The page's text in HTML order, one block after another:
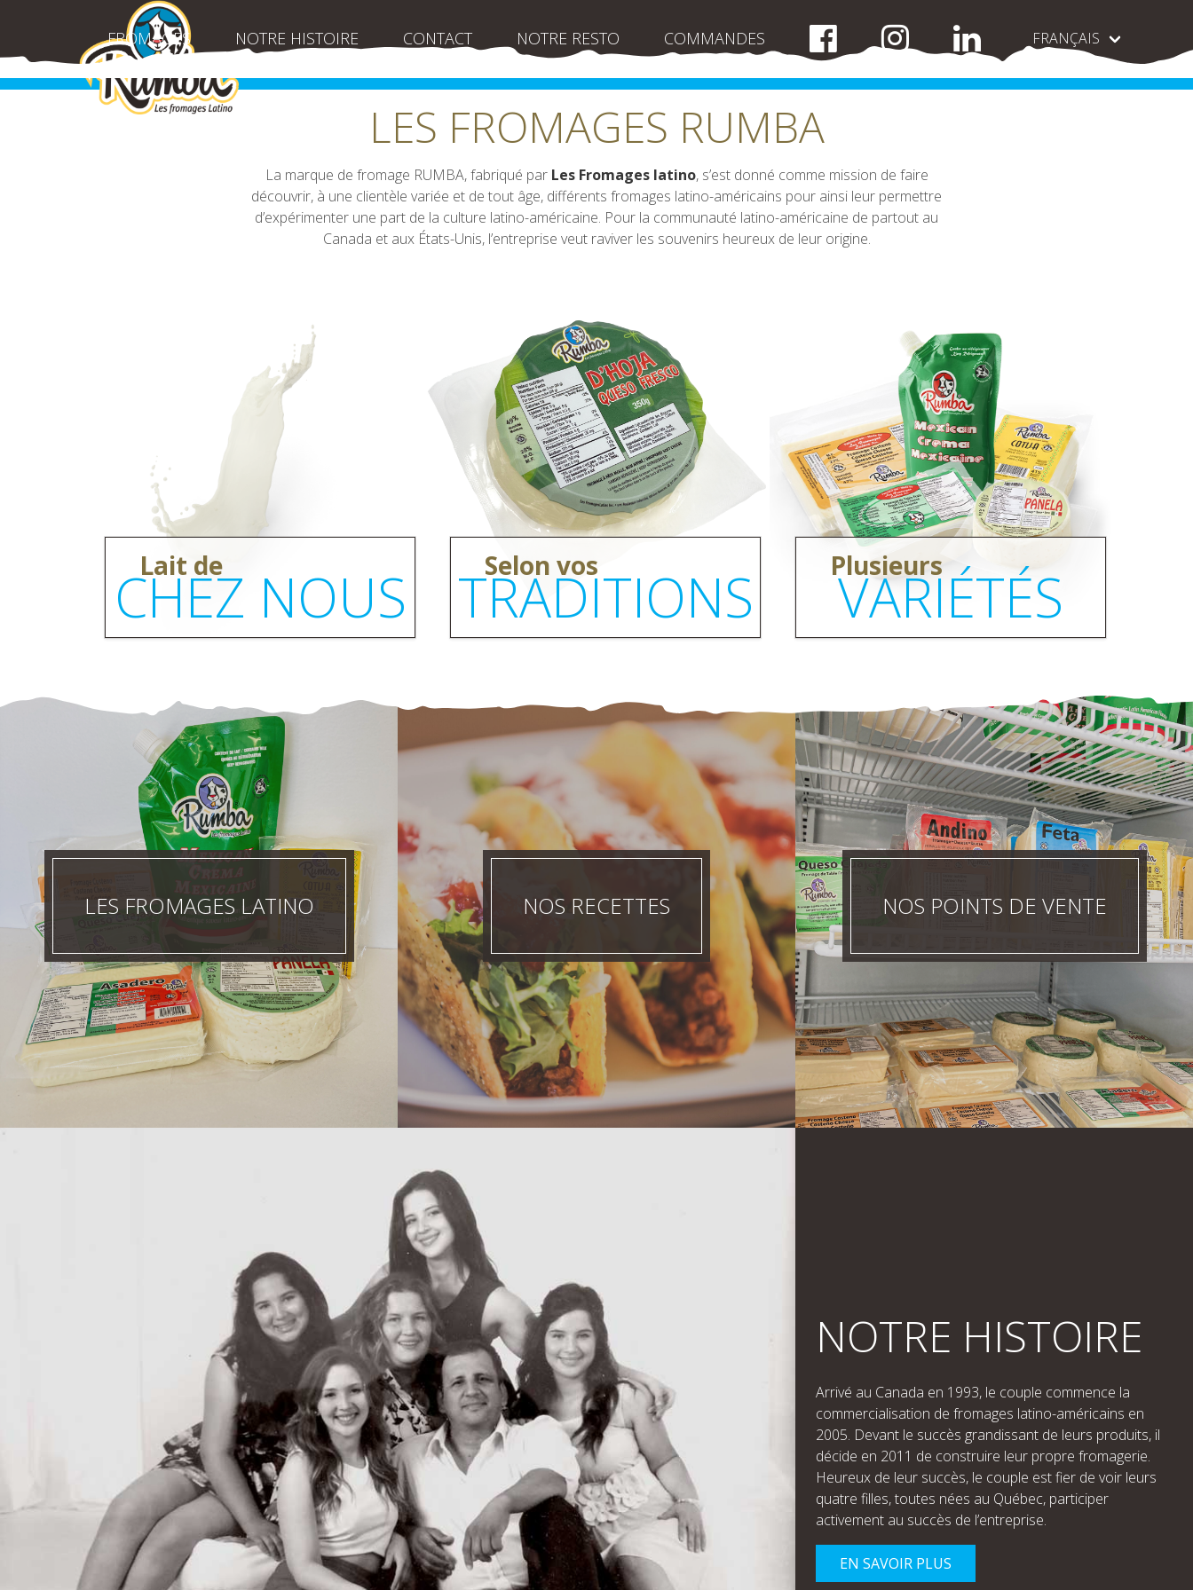
content
FROMAGES NOTRE HISTOIRE CONTACT NOTRE RESTO COMMANDES FRANÇAIS
LES FROMAGES RUMBA
La marque de fromage RUMBA, fabriqué par Les Fromages latino, s’est donné comme mission de faire
découvrir, à une clientèle variée et de tout âge, différents fromages latino-américains pour ainsi leur permettre
d’expérimenter une part de la culture latino-américaine. Pour la communauté latino-américaine de partout au
Canada et aux États-Unis, l’entreprise veut raviver les souvenirs heureux de leur origine.
Lait de
CHEZ NOUS Selon vos
TRADITIONS Plusieurs
VARIÉTÉS
LES FROMAGES LATINO NOS RECETTES NOS POINTS DE VENTE
NOTRE HISTOIRE
Arrivé au Canada en 1993, le couple commence la
commercialisation de fromages latino-américains en
2005. Devant le succès grandissant de leurs produits, il
décide en 2011 de construire leur propre fromagerie.
Heureux de leur succès, le couple est fier de voir leurs
quatre filles, toutes nées au Québec, participer
activement au succès de l’entreprise.
EN SAVOIR PLUS